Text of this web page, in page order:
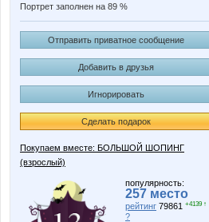
Портрет заполнен на 89 %
Отправить приватное сообщение
Добавить в друзья
Игнорировать
Сделать подарок
Покупаем вместе: БОЛЬШОЙ ШОПИНГ
(взрослый)
популярность:
257 место
рейтинг 79861 +4139 ↑
?